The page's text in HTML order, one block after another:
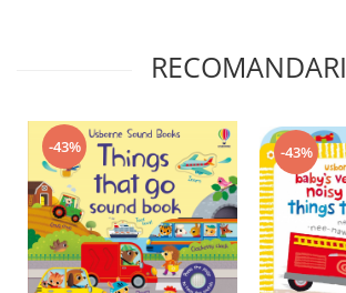
RECOMANDARI
-43% -43%